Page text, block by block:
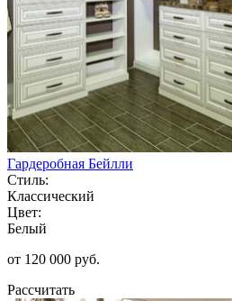
Гардеробная Бейлли
Стиль:
Классический
Цвет:
Белый
от 120 000 руб.
Рассчитать